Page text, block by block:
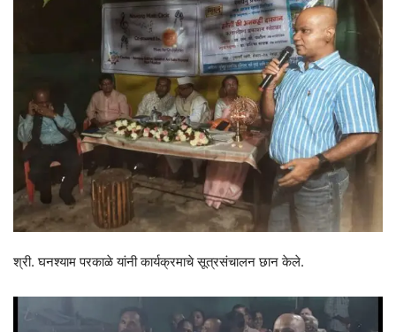
श्री. घनश्याम परकाळे यांनी कार्यक्रमाचे सूत्रसंचालन छान केले.